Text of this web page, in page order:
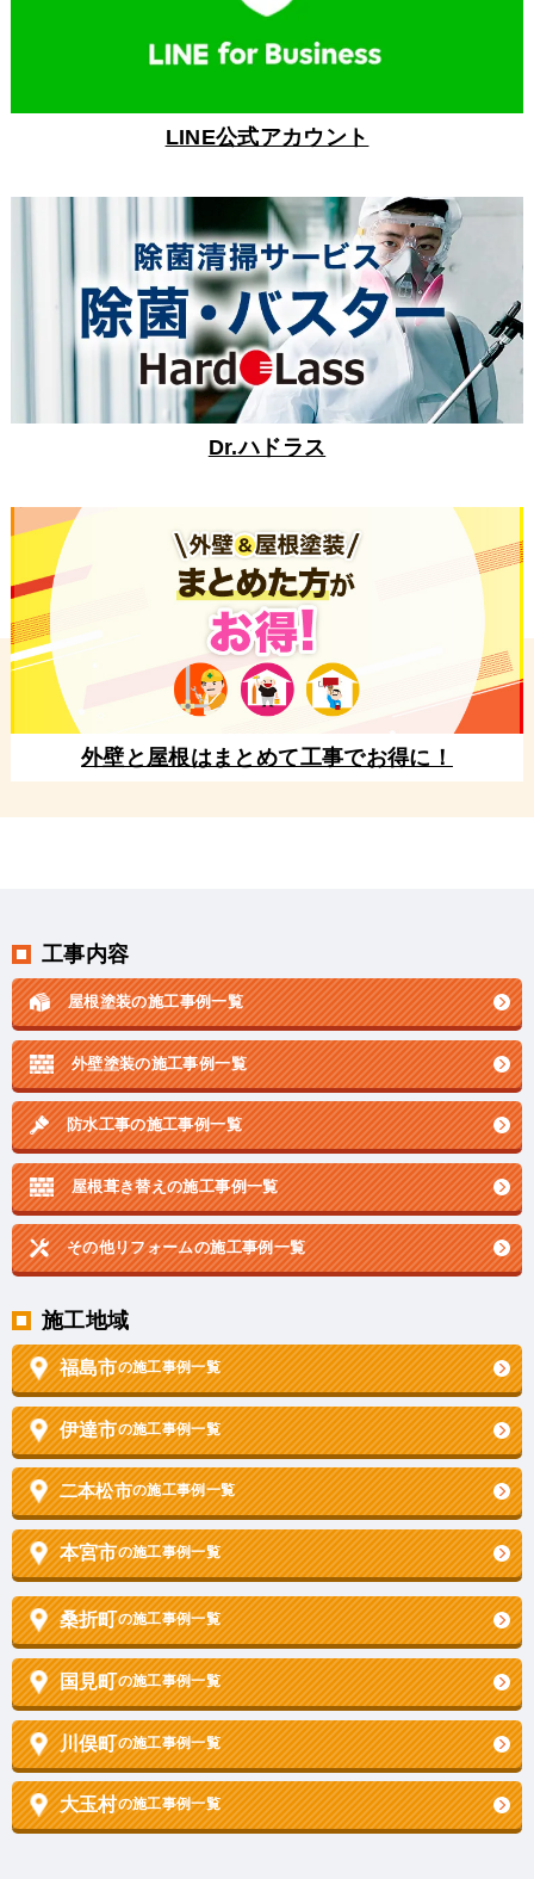
LINE公式アカウント
Dr.ハドラス
外壁と屋根はまとめて工事でお得に！
工事内容
屋根塗装の施工事例一覧
外壁塗装の施工事例一覧
防水工事の施工事例一覧
屋根葺き替えの施工事例一覧
その他リフォームの施工事例一覧
施工地域
福島市の施工事例一覧
伊達市の施工事例一覧
二本松市の施工事例一覧
本宮市の施工事例一覧
桑折町の施工事例一覧
国見町の施工事例一覧
川俣町の施工事例一覧
大玉村の施工事例一覧